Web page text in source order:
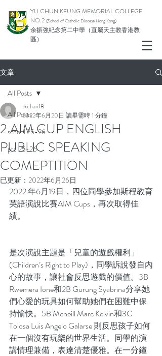
YU CHUN KEUNG MEMORIAL COLLEGE
NO.2 (School of Catholic Diocese Hong Kong)
余振強紀念第二中學（直屬天主教香港教
區）
文章
All Posts
school 25-26
pta 25-26
All Posts
2 AIM CUP ENGLISH
PUBLIC SPEAKING
COMEPTITION
tkchan18
2022年6月20日 讀畢需時 1 分鐘
已更新： 2022年6月26日
2022 年6月19日，四位同學參加斯程教育
英語演說比賽AIM Cups，再次取得佳
績。
是次演說主題是「兒童的遊戲權利」
(Children’s Right to Play)，同學訴說發自內
心的故事，讓社會反思遊戲的價值。3B
Rwemera Ione和2B Gurung Syabrina分享她
們心愛的玩具如何幫助她們在困難中保
持愉快。5B Mcneill Marc Kelvin和3C
Tolosa Luis Angelo Galarse 則反思孩子如何
在一個沒有玩樂的世界生活。同學的演
講情理兼備，表達清楚優雅。在一分鐘